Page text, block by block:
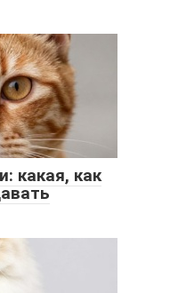
какая, как